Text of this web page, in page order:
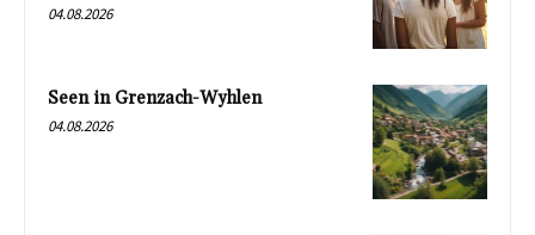
04.08.2026
Seen in Grenzach-Wyhlen
04.08.2026